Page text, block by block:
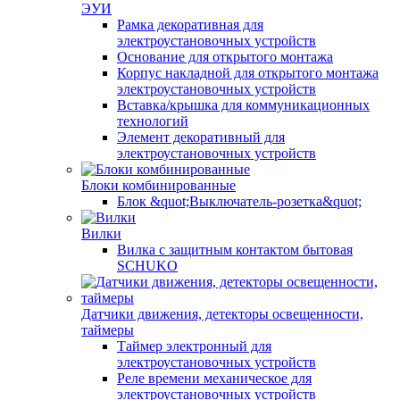
ЭУИ
Рамка декоративная для
электроустановочных устройств
Основание для открытого монтажа
Корпус накладной для открытого монтажа
электроустановочных устройств
Вставка/крышка для коммуникационных
технологий
Элемент декоративный для
электроустановочных устройств
Блоки комбинированные
Блок &quot;Выключатель-розетка&quot;
Вилки
Вилка с защитным контактом бытовая
SCHUKO
Датчики движения, детекторы освещенности,
таймеры
Таймер электронный для
электроустановочных устройств
Реле времени механическое для
электроустановочных устройств